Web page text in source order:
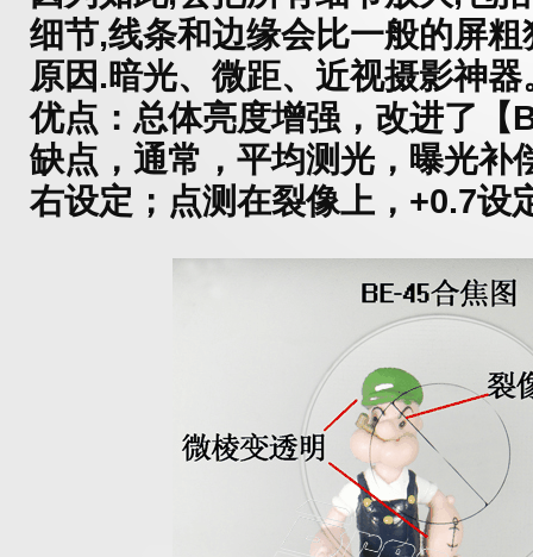
细节,线条和边缘会比一般的屏
原因.暗光、微距、近视摄影神器
优点：总体亮度增强，改进了【
缺点，通常，平均测光，曝光补
右设定；点测在裂像上，+0.7设